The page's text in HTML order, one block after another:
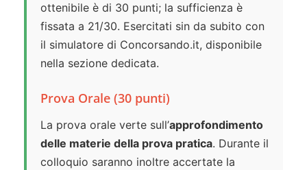
ottenibile è di 30 punti; la sufficienza è
fissata a 21/30. Esercitati sin da subito con
il simulatore di Concorsando.it, disponibile
nella sezione dedicata.
Prova Orale (30 punti)
La prova orale verte sull’approfondimento
delle materie della prova pratica. Durante il
colloquio saranno inoltre accertate la